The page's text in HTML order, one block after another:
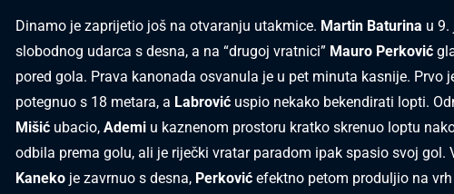
Dinamo je zaprijetio još na otvaranju utakmice. Martin Baturina u
slobodnog udarca s desna, a na “drugoj vratnici” Mauro Perković
pored gola. Prava kanonada osvanula je u pet minuta kasnije. Prvo
potegnuo s 18 metara, a Labrović uspio nekako bekendirati lopti.
Mišić ubacio, Ademi u kaznenom prostoru kratko skrenuo loptu
odbila prema golu, ali je riječki vratar paradom ipak spasio svoj gol.
Kaneko je zavrnuo s desna, Perković efektno petom produljio na